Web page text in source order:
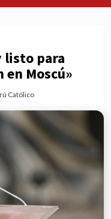
listo para
Moscú»
Católico